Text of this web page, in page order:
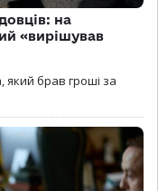
на
«вирішував
брав гроші за